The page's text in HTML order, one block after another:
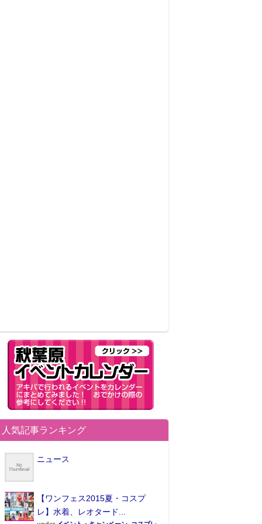
人気記事ランキング
ニュース
【ワンフェス2015夏・コスプ
レ】水着、レオタード...